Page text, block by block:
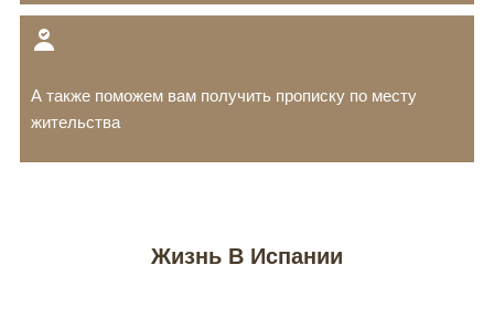
А также поможем вам получить прописку по месту
жительства
Жизнь В Испании